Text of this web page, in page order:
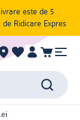
este de 5
Ridicare Expres